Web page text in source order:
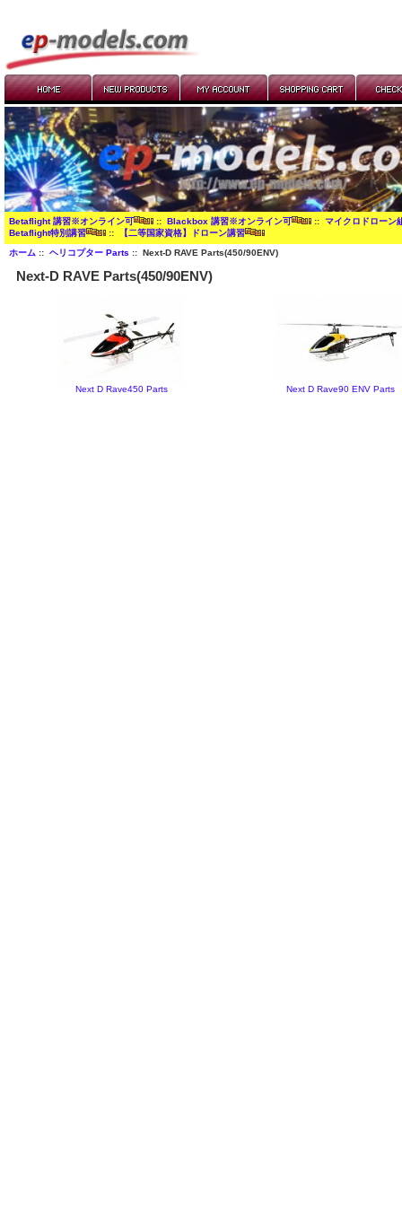
Betaflight 講習※オンライン可 :: Blackbox 講習※オンライン可 :: マイクロドローン
Betaflight特別講習
:: 【二等国家資格】ドローン講習
ホーム:: ヘリコプター Parts :: Next-D RAVE Parts(450/90ENV)
Next-D RAVE Parts(450/90ENV)
Next D Rave450 Parts Next D Rave90 ENV Parts